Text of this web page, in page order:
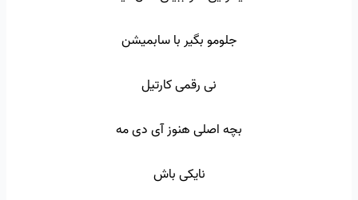
جلومو بگیر با سابمیشن
نی رقمی کارتیل
بچه اصلی هنوز آی دی مه
نایکی باش